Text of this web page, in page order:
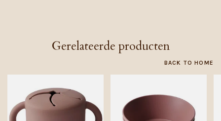
Gerelateerde producten
BACK TO HOME